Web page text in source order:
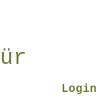
Login